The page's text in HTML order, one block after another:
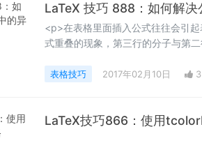
LaTeX 技巧 888：如何解
<p>在表格里面插入公式往往会引
式重叠的现象，第三行的分子与第
整数字来满足间距的需求。</p>
表格技巧 2017年02月10日
LaTeX技巧866：使用